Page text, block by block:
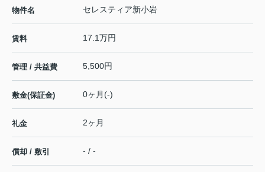
物件名 セレスティア新小岩
賃料 17.1万円
管理 / 共益費 5,500円
敷金(保証金) 0ヶ月(-)
礼金 2ヶ月
償却 / 敷引 - / -